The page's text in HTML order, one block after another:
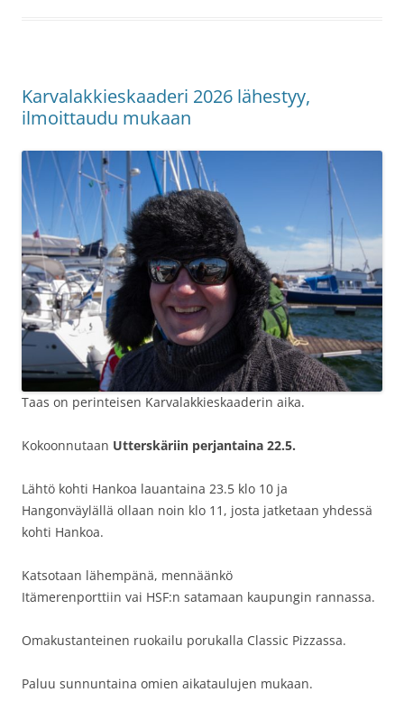
Karvalakkieskaaderi 2026 lähestyy,
ilmoittaudu mukaan
Taas on perinteisen Karvalakkieskaaderin aika.
Kokoonnutaan Utterskäriin perjantaina 22.5.
Lähtö kohti Hankoa lauantaina 23.5 klo 10 ja
Hangonväylällä ollaan noin klo 11, josta jatketaan yhdessä
kohti Hankoa.
Katsotaan lähempänä, mennäänkö
Itämerenporttiin vai HSF:n satamaan kaupungin rannassa.
Omakustanteinen ruokailu porukalla Classic Pizzassa.
Paluu sunnuntaina omien aikataulujen mukaan.